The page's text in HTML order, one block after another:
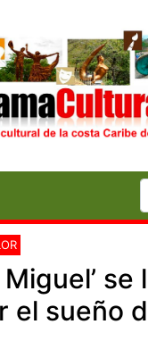
Miguel’ se
el sueño